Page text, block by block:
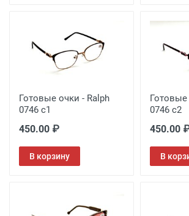
Готовые очки - Ralph
0746 с1
450.00 ₽
В корзину
Готовые
0746 с2
450.00
В